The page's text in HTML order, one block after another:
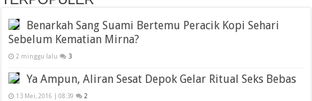
Benarkah Sang Suami Bertemu Peracik Kopi Sehari
Sebelum Kematian Mirna?
2 minggu lalu 3
Ya Ampun, Aliran Sesat Depok Gelar Ritual Seks Bebas
13 Mei, 2016 | 08:39 2